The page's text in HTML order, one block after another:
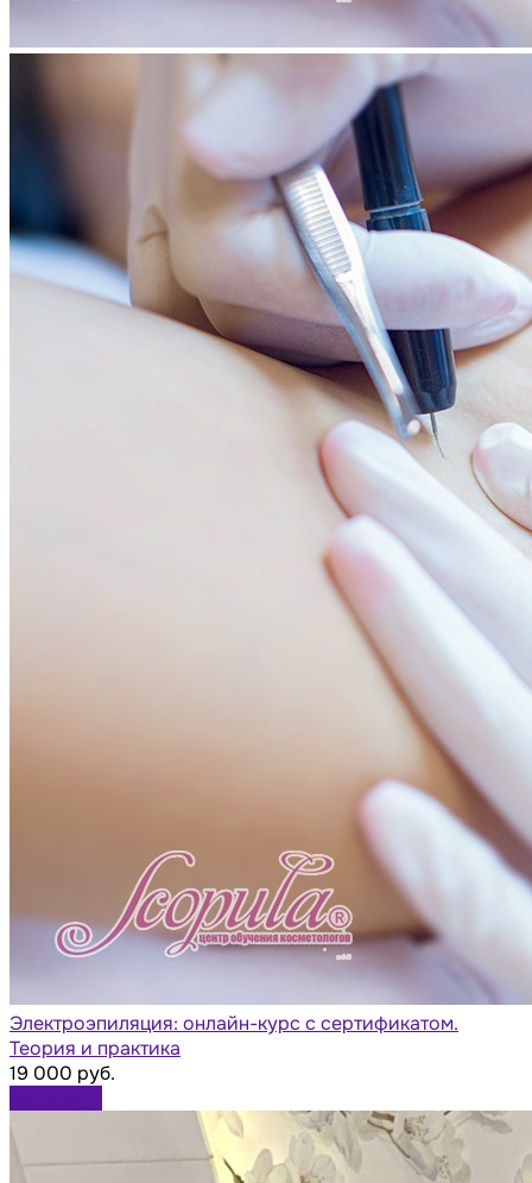
Электроэпиляция: онлайн-курс с сертификатом.
Теория и практика
19 000 руб.